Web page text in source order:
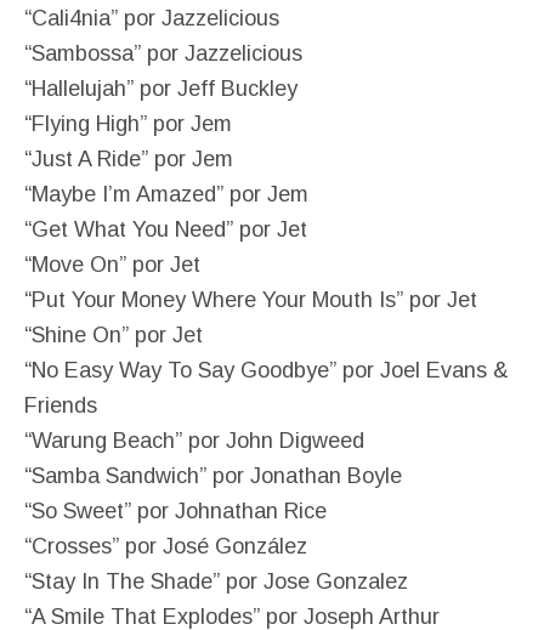
“Cali4nia” por Jazzelicious
“Sambossa” por Jazzelicious
“Hallelujah” por Jeff Buckley
“Flying High” por Jem
“Just A Ride” por Jem
“Maybe I’m Amazed” por Jem
“Get What You Need” por Jet
“Move On” por Jet
“Put Your Money Where Your Mouth Is” por Jet
“Shine On” por Jet
“No Easy Way To Say Goodbye” por Joel Evans &
Friends
“Warung Beach” por John Digweed
“Samba Sandwich” por Jonathan Boyle
“So Sweet” por Johnathan Rice
“Crosses” por José González
“Stay In The Shade” por Jose Gonzalez
“A Smile That Explodes” por Joseph Arthur